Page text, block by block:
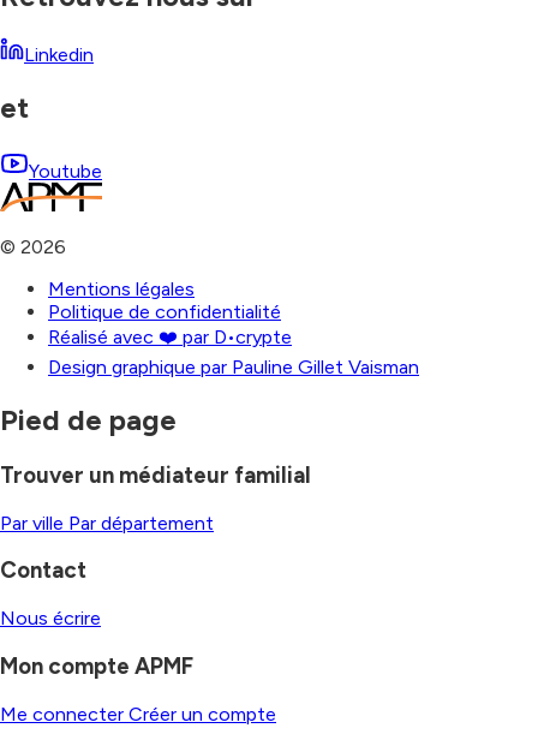
Linkedin
et
Youtube
© 2026
Mentions légales
Politique de confidentialité
Réalisé avec ❤️ par D•crypte
Design graphique par Pauline Gillet Vaisman
Pied de page
Trouver un médiateur familial
Par ville Par département
Contact
Nous écrire
Mon compte APMF
Me connecter Créer un compte